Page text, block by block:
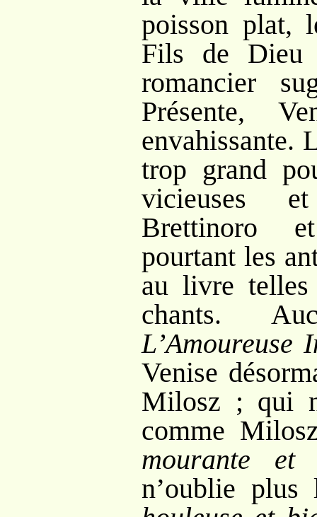
poisson plat,
Fils de Dieu
romancier
Présente,
envahissante.
trop grand
vicieuses
Brettinoro
pourtant les
au livre telles
chants.
L’Amoureuse
Venise
Milosz ; qui
comme
mourante et
n’oublie plus